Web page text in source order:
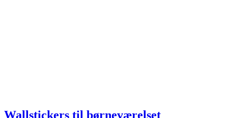
Wallstickers til børneværelset